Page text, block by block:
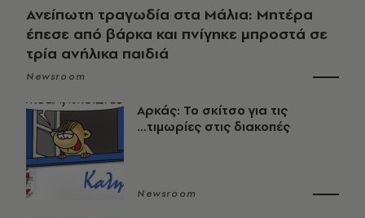
Ανείπωτη τραγωδία στα Μάλια: Μητέρα
έπεσε από βάρκα και πνίγηκε μπροστά σε
τρία ανήλικα παιδιά
Newsroom
Αρκάς: Το σκίτσο για τις
...τιμωρίες στις διακοπές
Newsroom